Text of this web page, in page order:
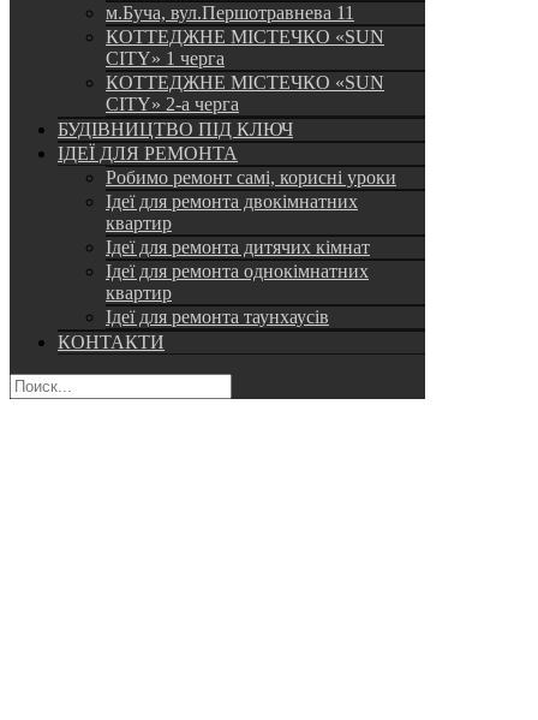
м.Буча, вул.Першотравнева 11
КОТТЕДЖНЕ МІСТЕЧКО «SUN
CITY» 1 черга
КОТТЕДЖНЕ МІСТЕЧКО «SUN
CITY» 2-а черга
БУДІВНИЦТВО ПІД КЛЮЧ
ІДЕЇ ДЛЯ РЕМОНТА
Робимо ремонт самі, корисні уроки
Ідеї для ремонта двокімнатних
квартир
Ідеї для ремонта дитячих кімнат
Ідеї для ремонта однокімнатних
квартир
Ідеї для ремонта таунхаусів
КОНТАКТИ